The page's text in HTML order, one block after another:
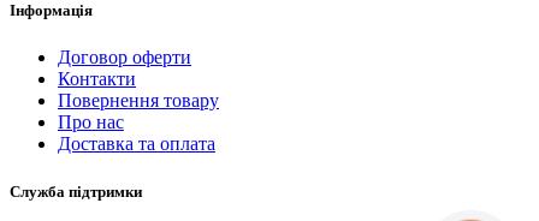
Інформація
Договор оферти
Контакти
Повернення товару
Про нас
Доставка та оплата
Служба підтримки